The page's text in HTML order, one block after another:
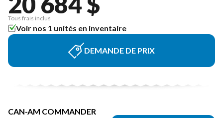
Tous frais inclus
Voir nos 1 unités en inventaire
DEMANDE DE PRIX
CAN-AM COMMANDER